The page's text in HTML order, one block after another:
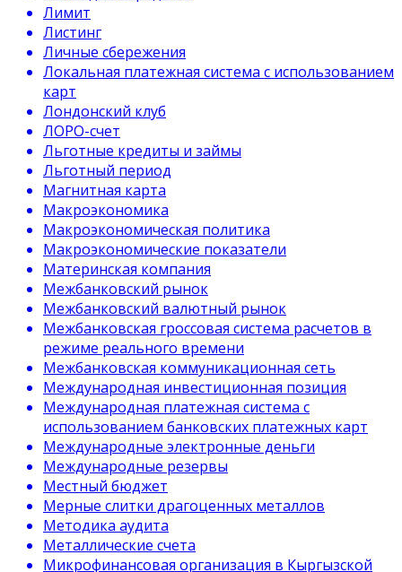
Лимит
Листинг
Личные сбережения
Локальная платежная система с использованием
карт
Лондонский клуб
ЛОРО-счет
Льготные кредиты и займы
Льготный период
Магнитная карта
Макроэкономика
Макроэкономическая политика
Макроэкономические показатели
Материнская компания
Межбанковский рынок
Межбанковский валютный рынок
Межбанковская гроссовая система расчетов в
режиме реального времени
Межбанковская коммуникационная сеть
Международная инвестиционная позиция
Международная платежная система с
использованием банковских платежных карт
Международные электронные деньги
Международные резервы
Местный бюджет
Мерные слитки драгоценных металлов
Методика аудита
Металлические счета
Микрофинансовая организация в Кыргызской